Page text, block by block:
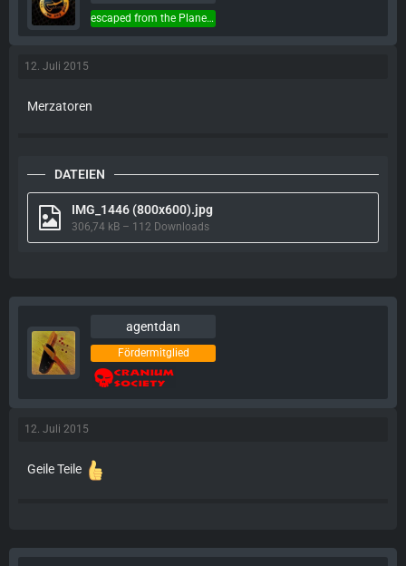
escaped from the Planet of the Apes...
12. Juli 2015
Merzatoren
DATEIEN
IMG_1446 (800x600).jpg
306,74 kB – 112 Downloads
agentdan
Fördermitglied
12. Juli 2015
Geile Teile